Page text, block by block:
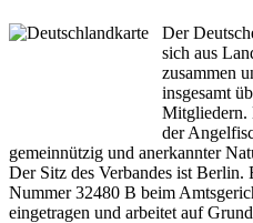
Der
sich aus
zusammen
insgesamt
Mitgliedern.
der
gemeinnützig und anerkannter
Der Sitz des Verbandes ist Berlin.
Nummer 32480 B beim
eingetragen und arbeitet auf